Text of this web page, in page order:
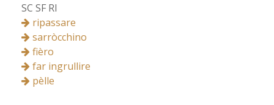
SC SF RI
ripassare
sarròcchino
fièro
far ingrullire
pèlle